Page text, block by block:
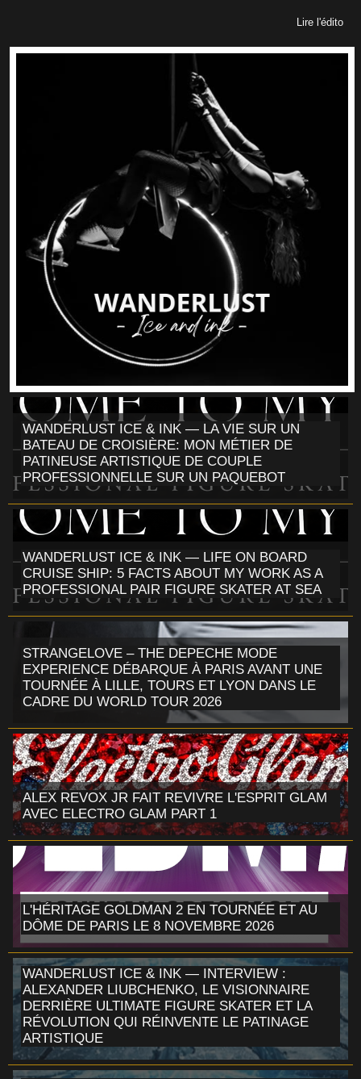
Lire l'édito
WANDERLUST ICE & INK — LA VIE SUR UN
BATEAU DE CROISIÈRE: MON MÉTIER DE
PATINEUSE ARTISTIQUE DE COUPLE
PROFESSIONNELLE SUR UN PAQUEBOT
WANDERLUST ICE & INK — LIFE ON BOARD
CRUISE SHIP: 5 FACTS ABOUT MY WORK AS A
PROFESSIONAL PAIR FIGURE SKATER AT SEA
STRANGELOVE – THE DEPECHE MODE
EXPERIENCE DÉBARQUE À PARIS AVANT UNE
TOURNÉE À LILLE, TOURS ET LYON DANS LE
CADRE DU WORLD TOUR 2026
ALEX REVOX JR FAIT REVIVRE L'ESPRIT GLAM
AVEC ELECTRO GLAM PART 1
L'HÉRITAGE GOLDMAN 2 EN TOURNÉE ET AU
DÔME DE PARIS LE 8 NOVEMBRE 2026
WANDERLUST ICE & INK — INTERVIEW :
ALEXANDER LIUBCHENKO, LE VISIONNAIRE
DERRIÈRE ULTIMATE FIGURE SKATER ET LA
RÉVOLUTION QUI RÉINVENTE LE PATINAGE
ARTISTIQUE